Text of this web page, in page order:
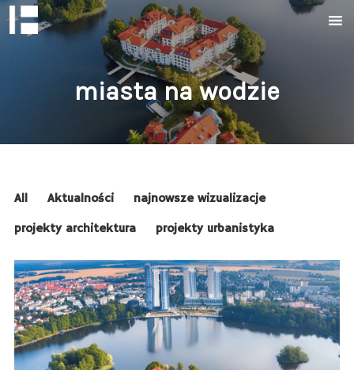
miasta na wodzie
All Aktualności
najnowsze wizualizacje
projekty architektura
projekty urbanistyka